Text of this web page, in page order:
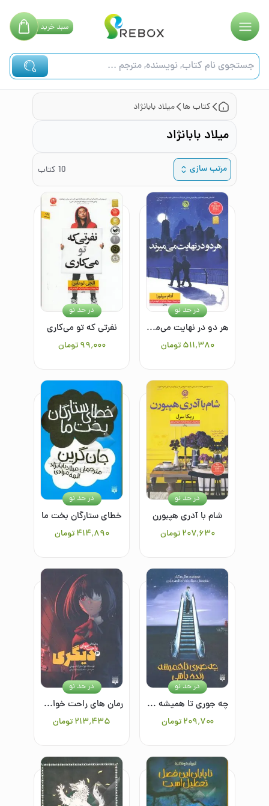
سبدخرید
کتاب ها میلاد بابانژاد
میلاد بابانژاد
مرتب سازی 10 کتاب
هر دو در نهایت می‌میرند
۵۱۱٬۳۸۰ تومان
در حد نو
نفرتی که تو می‌کاری
۹۹٬۰۰۰ تومان
در حد نو
شام با آدری هپبورن
۲۰۷٬۶۳۰ تومان
در حد نو
خطای ستارگان بخت ما
۴۱۴٬۸۹۰ تومان
در حد نو
چه جوری تا همیشه زنده باشی
۲۰۹٬۷۰۰ تومان
در حد نو
رمان های راحت خوان دیگری 3
۲۱۳٬۴۳۵تومان
در حد نو